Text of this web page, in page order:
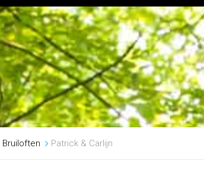
Bruiloften Patrick & Carlijn